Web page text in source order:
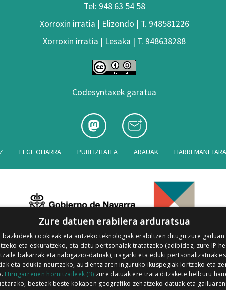
Tel: 948 63 54 58
Xorroxin irratia | Elizondo | T. 948581226
Xorroxin irratia | Lesaka | T. 948638288
Codesyntaxek garatua
LEGE OHARRA PUBLIZITATEA ARAUAK
Zure datuen erabilera arduratsua
bazkideek cookieak eta antzeko teknologiak erabiltzen ditugu zure
eta eskuratzeko, eta datu pertsonalak tratatzeko (adibidez, zure IP
bakarrak eta nabigazio-datuak), iragarki eta eduki pertsonalizatuak
eta edukia neurtzeko, audientziaren inguruko ikuspegiak lortzeko eta
Hirugarrenen hornitzaileek (3) zure datuak ere trata ditzakete helburu
besteak beste kokapen geografiko zehatzeko datuak eta